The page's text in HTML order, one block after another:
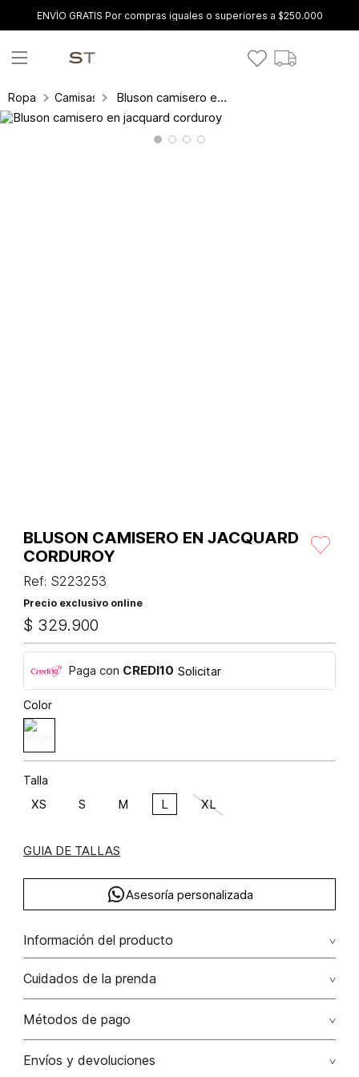
ENVÍO GRATIS Por compras iguales o superiores a $250.000
Ropa Camisas y blusas Bluson camisero en jacquard corduroy
BLUSON CAMISERO EN JACQUARD
CORDUROY
Ref: S223253
Precio exclusivo online
$ 329.900
Paga con CREDI10 Solicitar
Color
Talla
XS S M L XL
GUIA DE TALLAS
Asesoría personalizada
Información del producto
F38-corduroy paisley bordado (np) poliéster 72% algodón
28% 72.00% poliéster/polyester28.00% algodón/cotton
Cuidados de la prenda
Lavar a mano por separado / no dejar en remojo / no
Métodos de pago
Tarjetas de crédito: Visa, Dinners, Master Card y American
Envíos y devoluciones